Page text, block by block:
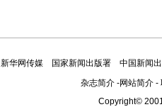
新华网传媒 国家新闻出版署
中国新闻
杂志简介-网站简介-
Copyright©